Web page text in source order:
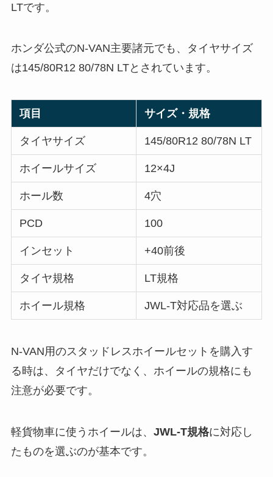
LTです。
ホンダ公式のN-VAN主要諸元でも、タイヤサイズ
は145/80R12 80/78N LTとされています。
項目 サイズ・規格
タイヤサイズ 145/80R12 80/78N LT
ホイールサイズ 12×4J
ホール数 4穴
PCD 100
インセット +40前後
タイヤ規格 LT規格
ホイール規格 JWL-T対応品を選ぶ
N-VAN用のスタッドレスホイールセットを購入す
る時は、タイヤだけでなく、ホイールの規格にも
注意が必要です。
軽貨物車に使うホイールは、 JWL-T規格に対応し
たものを選ぶのが基本です。